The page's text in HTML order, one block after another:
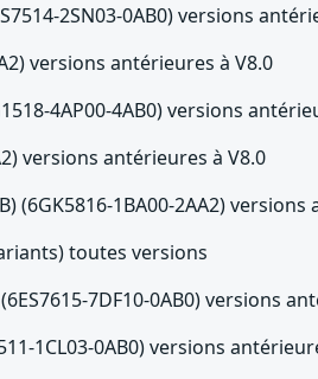
2SN03-0AB0) versions
versions antérieures à V8.0
4AP00-4AB0) versions
versions antérieures à V8.0
(6GK5816-1BA00-2AA2)
toutes versions
7DF10-0AB0) versions
1CL03-0AB0) versions